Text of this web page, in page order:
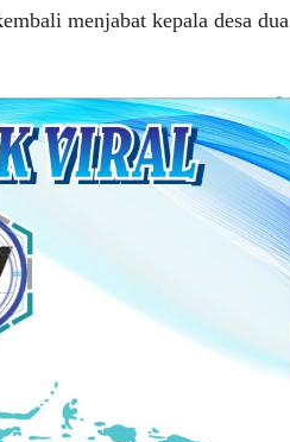
menjabat kepala desa dua